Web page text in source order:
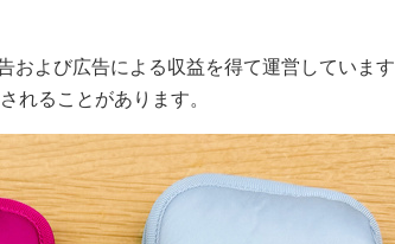
および広告による収益を得て運営していま
れることがあります。